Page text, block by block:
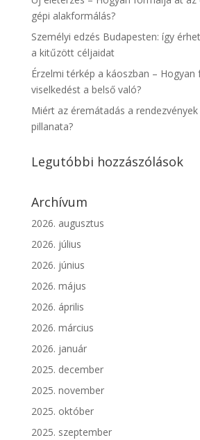
gépi alakformálás?
Személyi edzés Budapesten: így
a kitűzött céljaidat
Érzelmi térkép a káoszban – Hogyan
viselkedést a belső való?
Miért az éremátadás a
pillanata?
Legutóbbi hozzászólások
Archívum
2026. augusztus
2026. július
2026. június
2026. május
2026. április
2026. március
2026. január
2025. december
2025. november
2025. október
2025. szeptember